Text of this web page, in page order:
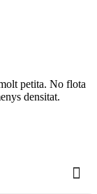
petita. No flota
densitat.